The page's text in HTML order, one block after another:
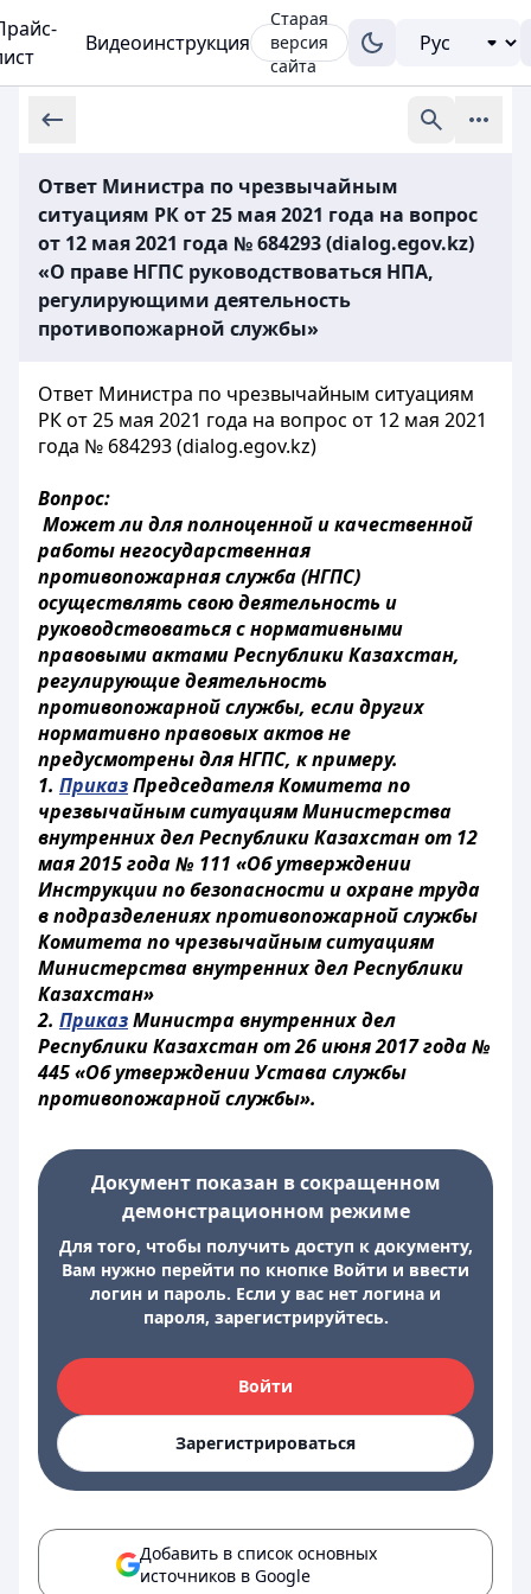
Видеоинструкция
Старая
версия
сайта
Ответ Министра по чрезвычайным
ситуациям РК от 25 мая 2021 года на вопрос
от 12 мая 2021 года № 684293 (dialog.egov.kz)
«О праве НГПС руководствоваться НПА,
регулирующими деятельность
противопожарной службы»
Ответ Министра по чрезвычайным ситуациям
РК от 25 мая 2021 года на вопрос от 12 мая 2021
года № 684293 (dialog.egov.kz)
Вопрос:
Может ли для полноценной и качественной
работы негосударственная
противопожарная служба (НГПС)
осуществлять свою деятельность и
руководствоваться с нормативными
правовыми актами Республики Казахстан,
регулирующие деятельность
противопожарной службы, если других
нормативно правовых актов не
предусмотрены для НГПС, к примеру.
1. ПриказПредседателя Комитета по
чрезвычайным ситуациям Министерства
внутренних дел Республики Казахстан от 12
мая 2015 года № 111 «Об утверждении
Инструкции по безопасности и охране труда
в подразделениях противопожарной службы
Комитета по чрезвычайным ситуациям
Министерства внутренних дел Республики
Казахстан»
2. ПриказМинистра внутренних дел
Республики Казахстан от 26 июня 2017 года №
445 «Об утверждении Устава службы
противопожарной службы».
Документ показан в сокращенном
демонстрационном режиме
Для того, чтобы получить доступ к документу,
Вам нужно перейти по кнопке Войти и ввести
логин и пароль. Если у вас нет логина и
пароля, зарегистрируйтесь.
Войти
Зарегистрироваться
Добавить в список основных
источников в Google